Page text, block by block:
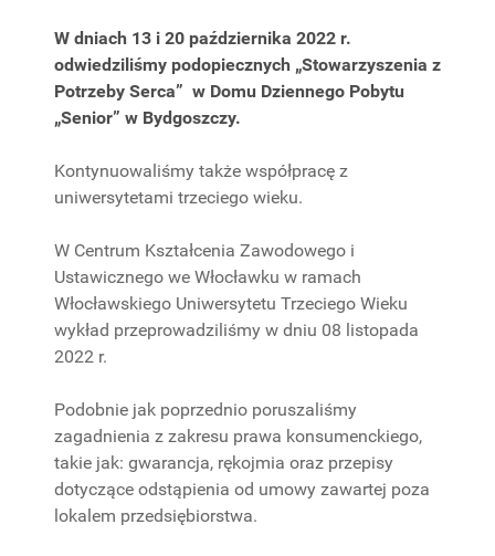
W dniach 13 i 20 października 2022 r.
odwiedziliśmy podopiecznych „Stowarzyszenia z
Potrzeby Serca” w Domu Dziennego Pobytu
„Senior” w Bydgoszczy.
Kontynuowaliśmy także współpracę z
uniwersytetami trzeciego wieku.
W Centrum Kształcenia Zawodowego i
Ustawicznego we Włocławku w ramach
Włocławskiego Uniwersytetu Trzeciego Wieku
wykład przeprowadziliśmy w dniu 08 listopada
2022 r.
Podobnie jak poprzednio poruszaliśmy
zagadnienia z zakresu prawa konsumenckiego,
takie jak: gwarancja, rękojmia oraz przepisy
dotyczące odstąpienia od umowy zawartej poza
lokalem przedsiębiorstwa.